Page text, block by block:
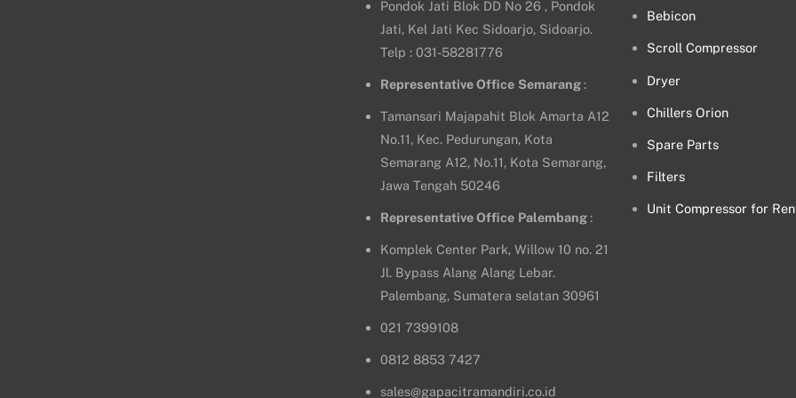
Pondok Jati Blok DD No 26 , Pondok
Jati, Kel Jati Kec Sidoarjo, Sidoarjo.
Telp : 031-58281776
Representative Office Semarang :
Tamansari Majapahit Blok Amarta A12
No.11, Kec. Pedurungan, Kota
Semarang A12, No.11, Kota Semarang,
Jawa Tengah 50246
Representative Office Palembang :
Komplek Center Park, Willow 10 no. 21
Jl. Bypass Alang Alang Lebar.
Palembang, Sumatera selatan 30961
021 7399108
0812 8853 7427
sales@gapacitramandiri.co.id
Bebicon
Scroll Compressor
Dryer
Chillers Orion
Spare Parts
Filters
Unit Compressor for